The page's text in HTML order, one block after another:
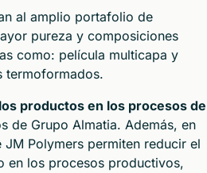
al amplio portafolio de
pureza y composiciones
como: película multicapa y
termoformados.
productos en los procesos de
de Grupo Almatia. Además, en
Polymers permiten reducir el
en los procesos productivos,